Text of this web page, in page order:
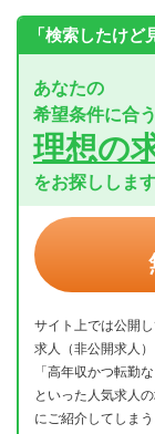
「検索したけど
あなたの
希望条件に合う
理想の
をお探しします
サイト上では公開
求人（非公開求人
「高年収かつ転勤
といった人気求人
にご紹介してしま